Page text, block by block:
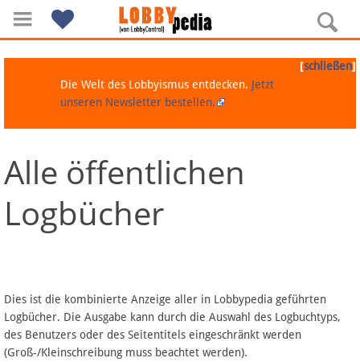
Navigation
Über Lobbypedia
Artikel nach Kategorien
FAQ
[schließen]
Die Welt des Lobbyismus entdecken. Jetzt
unseren Newsletter bestellen.
Alle öffentlichen
Logbücher
Dies ist die kombinierte Anzeige aller in Lobbypedia geführten
Logbücher. Die Ausgabe kann durch die Auswahl des Logbuchtyps,
des Benutzers oder des Seitentitels eingeschränkt werden
(Groß-/Kleinschreibung muss beachtet werden).